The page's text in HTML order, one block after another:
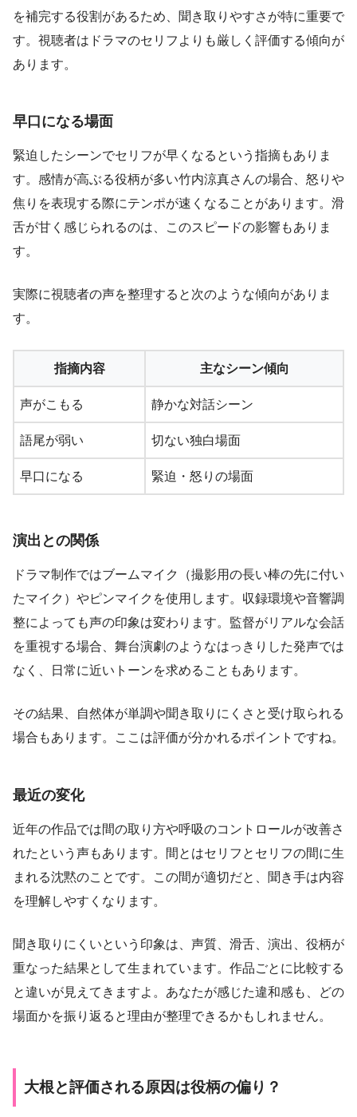
を補完する役割があるため、聞き取りやすさが特に重要で
す。視聴者はドラマのセリフよりも厳しく評価する傾向が
あります。
早口になる場面
緊迫したシーンでセリフが早くなるという指摘もありま
す。感情が高ぶる役柄が多い竹内涼真さんの場合、怒りや
焦りを表現する際にテンポが速くなることがあります。滑
舌が甘く感じられるのは、このスピードの影響もありま
す。
実際に視聴者の声を整理すると次のような傾向がありま
す。
指摘内容 主なシーン傾向
声がこもる 静かな対話シーン
語尾が弱い 切ない独白場面
早口になる 緊迫・怒りの場面
演出との関係
ドラマ制作ではブームマイク（撮影用の長い棒の先に付い
たマイク）やピンマイクを使用します。収録環境や音響調
整によっても声の印象は変わります。監督がリアルな会話
を重視する場合、舞台演劇のようなはっきりした発声では
なく、日常に近いトーンを求めることもあります。
その結果、自然体が単調や聞き取りにくさと受け取られる
場合もあります。ここは評価が分かれるポイントですね。
最近の変化
近年の作品では間の取り方や呼吸のコントロールが改善さ
れたという声もあります。間とはセリフとセリフの間に生
まれる沈黙のことです。この間が適切だと、聞き手は内容
を理解しやすくなります。
聞き取りにくいという印象は、声質、滑舌、演出、役柄が
重なった結果として生まれています。作品ごとに比較する
と違いが見えてきますよ。あなたが感じた違和感も、どの
場面かを振り返ると理由が整理できるかもしれません。
大根と評価される原因は役柄の偏り？